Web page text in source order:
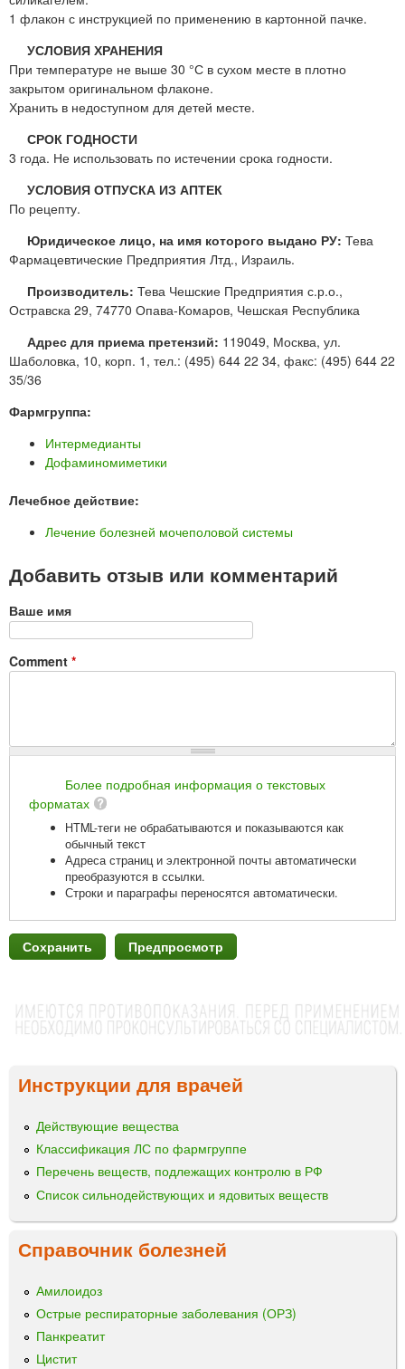
1 флакон с инструкцией по применению в картонной пачке.
УСЛОВИЯ ХРАНЕНИЯ
При температуре не выше 30 °С в сухом месте в плотно
закрытом оригинальном флаконе.
Хранить в недоступном для детей месте.
СРОК ГОДНОСТИ
3 года. Не использовать по истечении срока годности.
УСЛОВИЯ ОТПУСКА ИЗ АПТЕК
По рецепту.
Юридическое лицо, на имя которого выдано РУ: Тева
Фармацевтические Предприятия Лтд., Израиль.
Производитель: Тева Чешские Предприятия с.р.о.,
Остравска 29, 74770 Опава-Комаров, Чешская Республика
Адрес для приема претензий: 119049, Москва, ул.
Шаболовка, 10, корп. 1, тел.: (495) 644 22 34, факс: (495) 644 22
35/36
Фармгруппа:
Интермедианты
Дофаминомиметики
Лечебное действие:
Лечение болезней мочеполовой системы
Добавить отзыв или комментарий
Ваше имя
Comment *
Более подробная информация о текстовых
форматах
HTML-теги не обрабатываются и показываются как
обычный текст
Адреса страниц и электронной почты автоматически
преобразуются в ссылки.
Строки и параграфы переносятся автоматически.
Инструкции для врачей
Действующие вещества
Классификация ЛС по фармгруппе
Перечень веществ, подлежащих контролю в РФ
Список сильнодействующих и ядовитых веществ
Справочник болезней
Амилоидоз
Острые респираторные заболевания (ОРЗ)
Панкреатит
Цистит